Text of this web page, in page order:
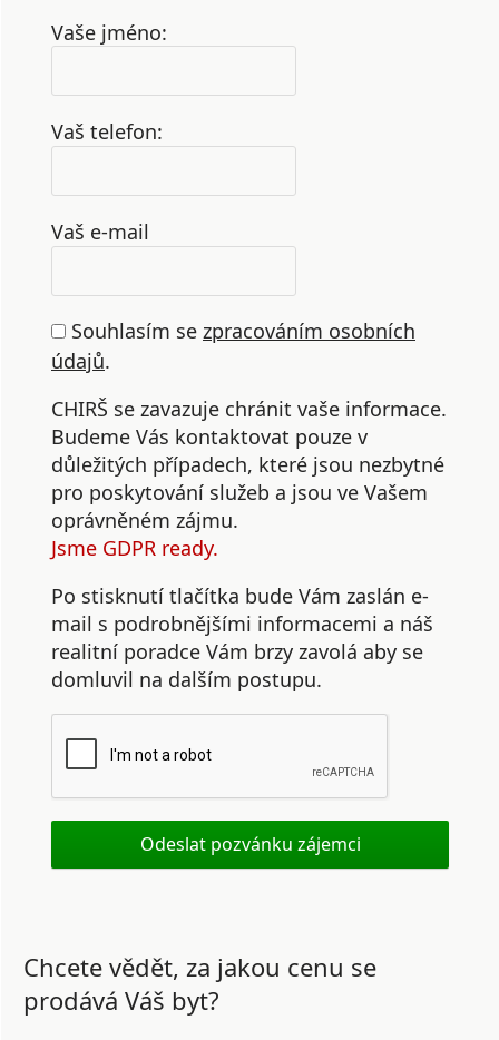
Vaše jméno:
Vaš telefon:
Vaš e-mail
Souhlasím se zpracováním osobních
údajů.
CHIRŠ se zavazuje chránit vaše informace.
Budeme Vás kontaktovat pouze v
důležitých případech, které jsou nezbytné
pro poskytování služeb a jsou ve Vašem
oprávněném zájmu.
Jsme GDPR ready.
Po stisknutí tlačítka bude Vám zaslán e-
mail s podrobnějšími informacemi a náš
realitní poradce Vám brzy zavolá aby se
domluvil na dalším postupu.
Chcete vědět, za jakou cenu se
prodává Váš byt?